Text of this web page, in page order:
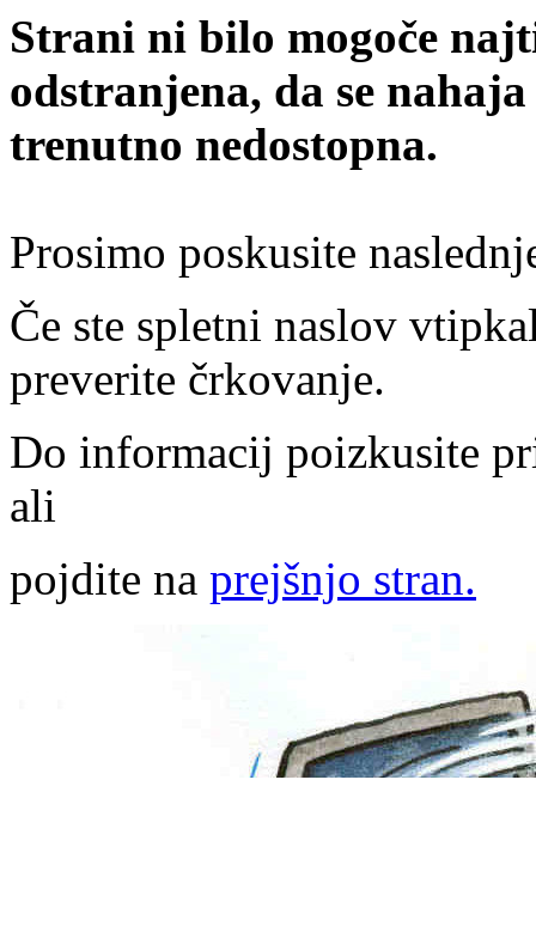
Strani ni bilo mogoče
odstranjena, da se
trenutno nedostopna.
Prosimo poskusite
Če ste spletni naslov
preverite črkovanje.
Do informacij poizkusite
ali
pojdite na prejšnjo stran.